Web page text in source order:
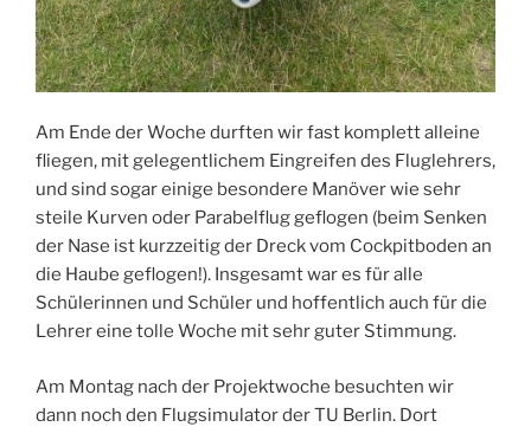
Am Ende der Woche durften wir fast komplett alleine
fliegen, mit gelegentlichem Eingreifen des Fluglehrers,
und sind sogar einige besondere Manöver wie sehr
steile Kurven oder Parabelflug geflogen (beim Senken
der Nase ist kurzzeitig der Dreck vom Cockpitboden an
die Haube geflogen!). Insgesamt war es für alle
Schülerinnen und Schüler und hoffentlich auch für die
Lehrer eine tolle Woche mit sehr guter Stimmung.
Am Montag nach der Projektwoche besuchten wir
dann noch den Flugsimulator der TU Berlin. Dort